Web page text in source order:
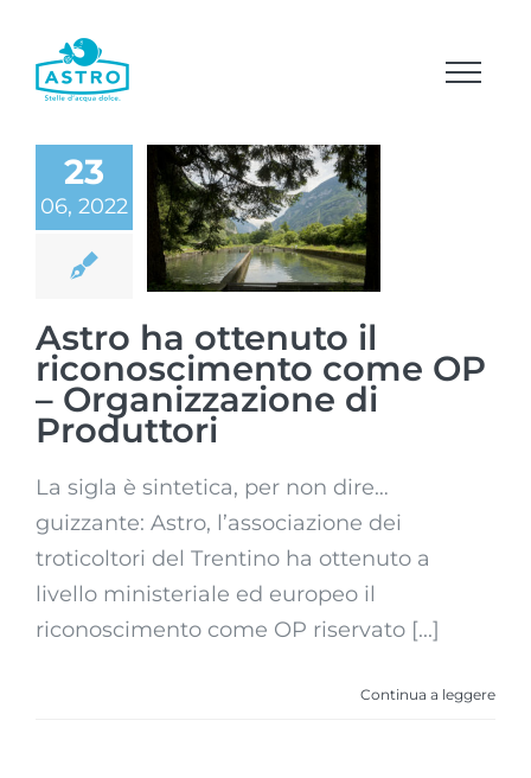
contenuto
23
06, 2022
Astro ha
ottenuto il
riconoscimento
come OP –
Organizzazione
di Produttori
Astro ha ottenuto il
riconoscimento come OP
– Organizzazione di
Produttori
La sigla è sintetica, per non dire…
guizzante: Astro, l’associazione dei
troticoltori del Trentino ha ottenuto a
livello ministeriale ed europeo il
riconoscimento come OP riservato [...]
Continua a leggere